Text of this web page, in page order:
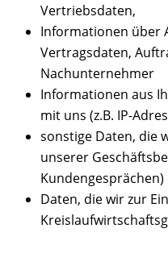
Vertriebsdaten,
Informationen über
Vertragsdaten,
Nachunternehmer
Informationen aus
mit uns (z.B. IP-
sonstige Daten, die
unserer
Daten, die wir zur